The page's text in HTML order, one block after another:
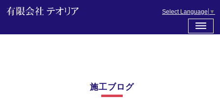
Select Language ▼
施工ブログ